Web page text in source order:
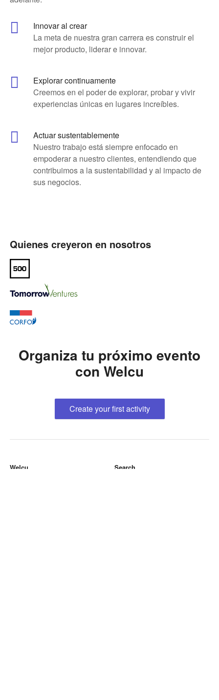
Innovar al crear
La meta de nuestra gran carrera es construir el
mejor producto, liderar e innovar.
Explorar continuamente
Creemos en el poder de explorar, probar y vivir
experiencias únicas en lugares increíbles.
Actuar sustentablemente
Nuestro trabajo está siempre enfocado en
empoderar a nuestro clientes, entendiendo que
contribuimos a la sustentabilidad y al impacto de
sus negocios.
Quienes creyeron en nosotros
Organiza tu próximo evento
con Welcu
Create your first activity
Welcu
Search